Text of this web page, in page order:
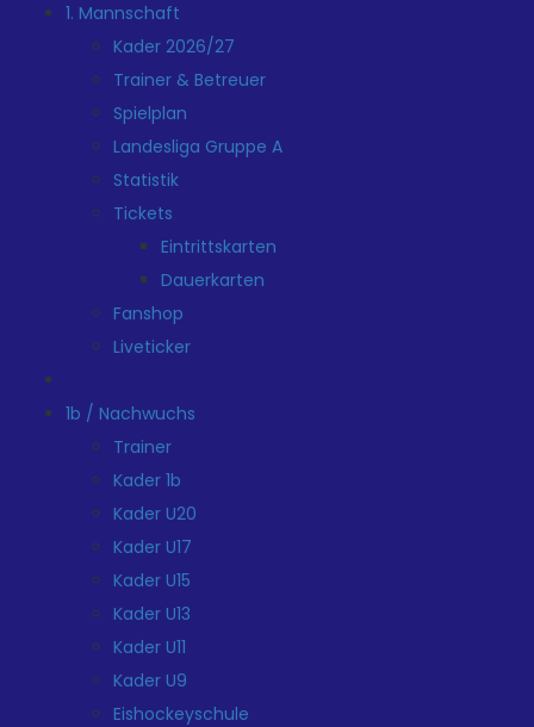
1. Mannschaft
Kader 2026/27
Trainer & Betreuer
Spielplan
Landesliga Gruppe A
Statistik
Tickets
Eintrittskarten
Dauerkarten
Fanshop
Liveticker
1b / Nachwuchs
Trainer
Kader 1b
Kader U20
Kader U17
Kader U15
Kader U13
Kader U11
Kader U9
Eishockeyschule